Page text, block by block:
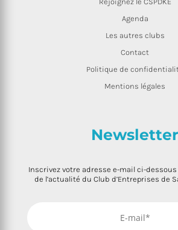
Agenda
Les autres clubs
Contact
Politique de
Mentions légales
Newsletter
Inscrivez votre adresse e-mail ci-
de l’actualité du Club d’Entreprises de